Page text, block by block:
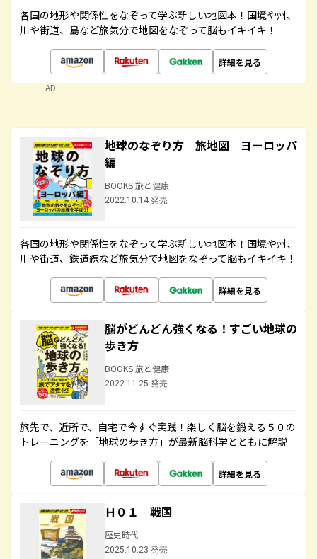
各国の地形や関係性をなぞって学ぶ新しい地図本！国境や州、
川や街道、島など旅気分で地図をなぞって脳もイキイキ！
詳細を見る
AD
地球のなぞり方 旅地図 ヨーロッパ
編
BOOKS 旅と健康
2022.10.14 発売
各国の地形や関係性をなぞって学ぶ新しい地図本！国境や州、
川や街道、鉄道線など旅気分で地図をなぞって脳もイキイキ！
詳細を見る
脳がどんどん強くなる！すごい地球の
歩き方
BOOKS 旅と健康
2022.11.25 発売
旅先で、近所で、自宅で今すぐ実践！楽しく脳を鍛える５０の
トレーニングを「地球の歩き方」が最新脳科学とともに解説
詳細を見る
Ｈ０１ 戦国
歴史時代
2025.10.23 発売